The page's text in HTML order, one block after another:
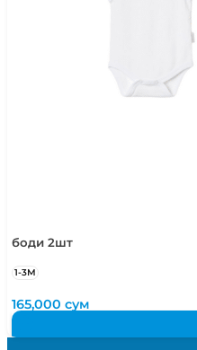
боди 2шт
1-3М
165,000сум